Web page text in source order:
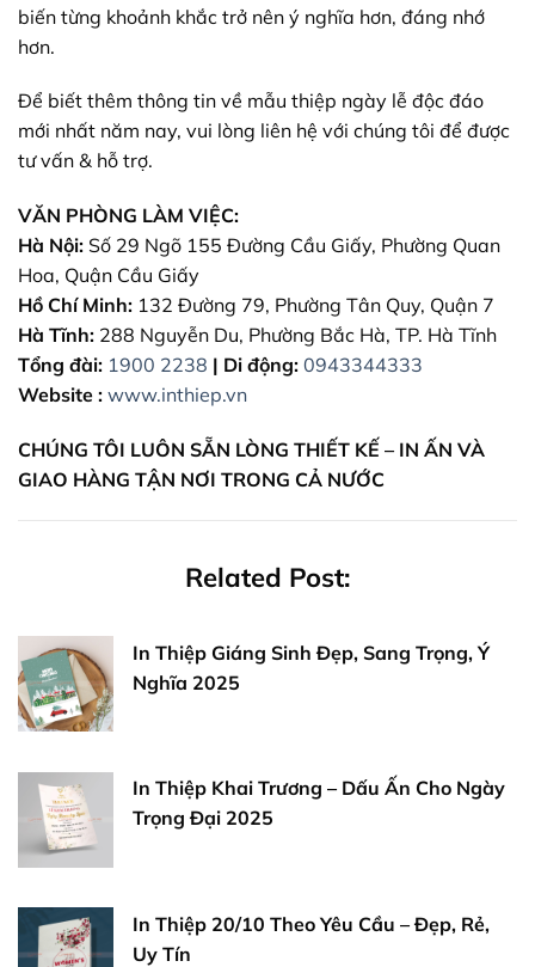
biến từng khoảnh khắc trở nên ý nghĩa hơn, đáng nhớ
hơn.
Để biết thêm thông tin về mẫu thiệp ngày lễ độc đáo
mới nhất năm nay, vui lòng liên hệ với chúng tôi để được
tư vấn & hỗ trợ.
VĂN PHÒNG LÀM VIỆC:
Hà Nội: Số 29 Ngõ 155 Đường Cầu Giấy, Phường Quan
Hoa, Quận Cầu Giấy
Hồ Chí Minh: 132 Đường 79, Phường Tân Quy, Quận 7
Hà Tĩnh: 288 Nguyễn Du, Phường Bắc Hà, TP. Hà Tĩnh
Tổng đài: 1900 2238 | Di động: 0943344333
Website : www.inthiep.vn
CHÚNG TÔI LUÔN SẴN LÒNG THIẾT KẾ – IN ẤN VÀ
GIAO HÀNG TẬN NƠI TRONG CẢ NƯỚC
Related Post:
In Thiệp Giáng Sinh Đẹp, Sang Trọng, Ý
Nghĩa 2025
In Thiệp Khai Trương – Dấu Ấn Cho Ngày
Trọng Đại 2025
In Thiệp 20/10 Theo Yêu Cầu – Đẹp, Rẻ,
Uy Tín